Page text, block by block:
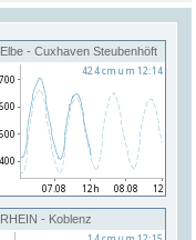
Elbe - Cuxhaven Steubenhöft
RHEIN - Koblenz